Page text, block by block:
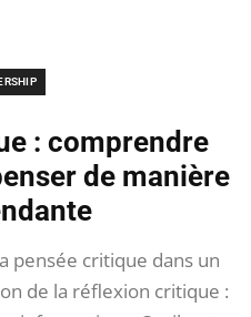
: comprendre
de manière
pensée critique dans un
de la réflexion critique :